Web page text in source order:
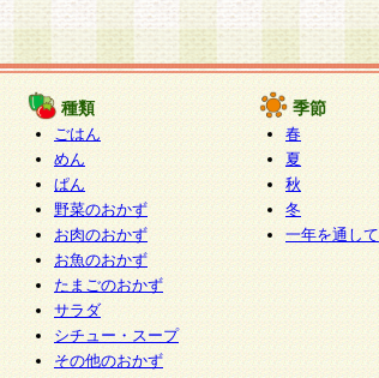
種類
ごはん
めん
ぱん
野菜のおかず
お肉のおかず
お魚のおかず
たまごのおかず
サラダ
シチュー・スープ
その他のおかず
季節
春
夏
秋
冬
一年を通して